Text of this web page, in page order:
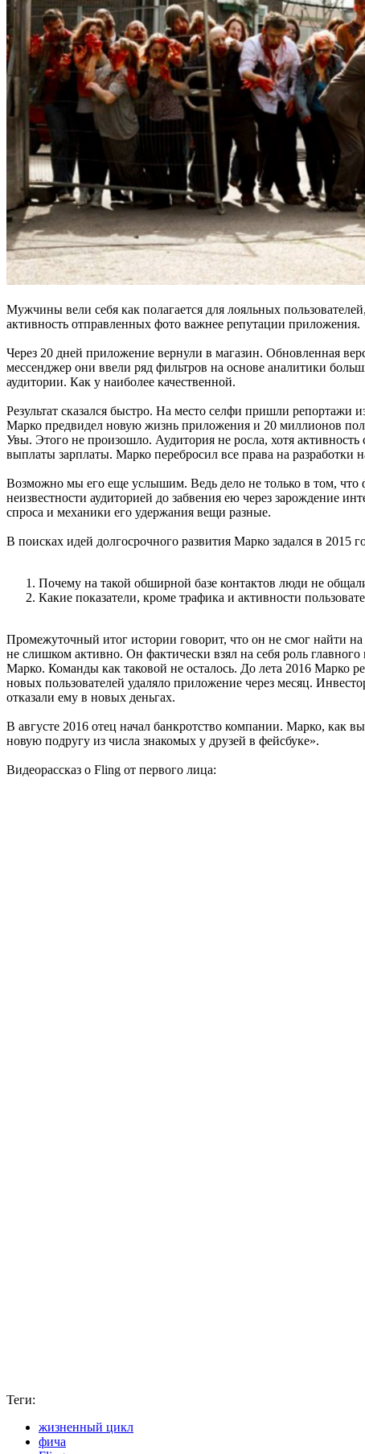
Мужчины вели себя как полагается для лояльных
активность отправленных фото важнее репутации приложения.
Через 20 дней приложение вернули в магазин. Обновленная
мессенджер они ввели ряд фильтров на основе аналитики
аудитории. Как у наиболее качественной.
Результат сказался быстро. На место селфи пришли репортажи
Марко предвидел новую жизнь приложения и 20 миллионов
Увы. Этого не произошло. Аудитория не росла, хотя
выплаты зарплаты. Марко перебросил все права на разработки
Возможно мы его еще услышим. Ведь дело не только в том, что
неизвестности аудиторией до забвения ею через зарождение
спроса и механики его удержания вещи разные.
В поисках идей долгосрочного развития Марко задался в 2015
Почему на такой обширной базе контактов люди не
Какие показатели, кроме трафика и активности
Промежуточный итог истории говорит, что он не смог найти
не слишком активно. Он фактически взял на себя роль
Марко. Команды как таковой не осталось. До лета 2016 Марко
новых пользователей удаляло приложение через месяц.
отказали ему в новых деньгах.
В августе 2016 отец начал банкротство компании. Марко, как
новую подругу из числа знакомых у друзей в фейсбуке».
Видеорассказ о Fling от первого лица:
Теги:
жизненный цикл
фича